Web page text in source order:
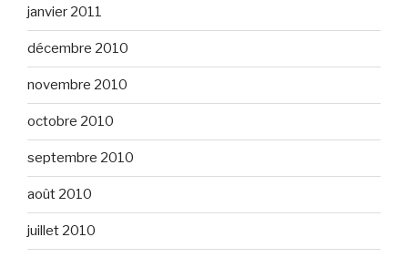
janvier 2011
décembre 2010
novembre 2010
octobre 2010
septembre 2010
août 2010
juillet 2010